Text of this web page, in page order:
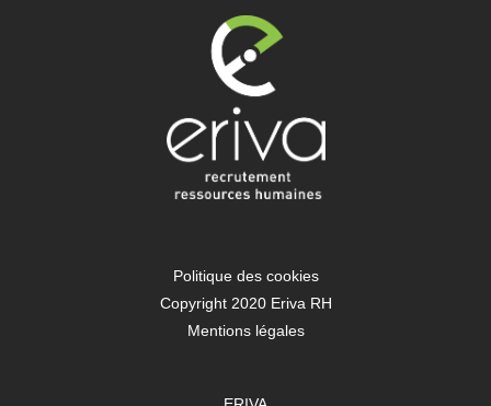
Politique des cookies
Copyright 2020 Eriva RH
Mentions légales